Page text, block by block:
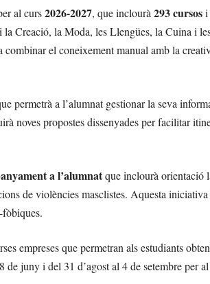
al curs2026-2027, que inclourà293 cursosi
Creació, la Moda, les Llengües, la Cuina i
el coneixement manual amb la
permetrà a l’alumnat gestionar la seva
noves propostes dissenyades per facilitar
a l’alumnatque inclourà orientació
de violències masclistes. Aquesta
empreses que permetran als estudiants
juny i del 31 d’agost al 4 de setembre per